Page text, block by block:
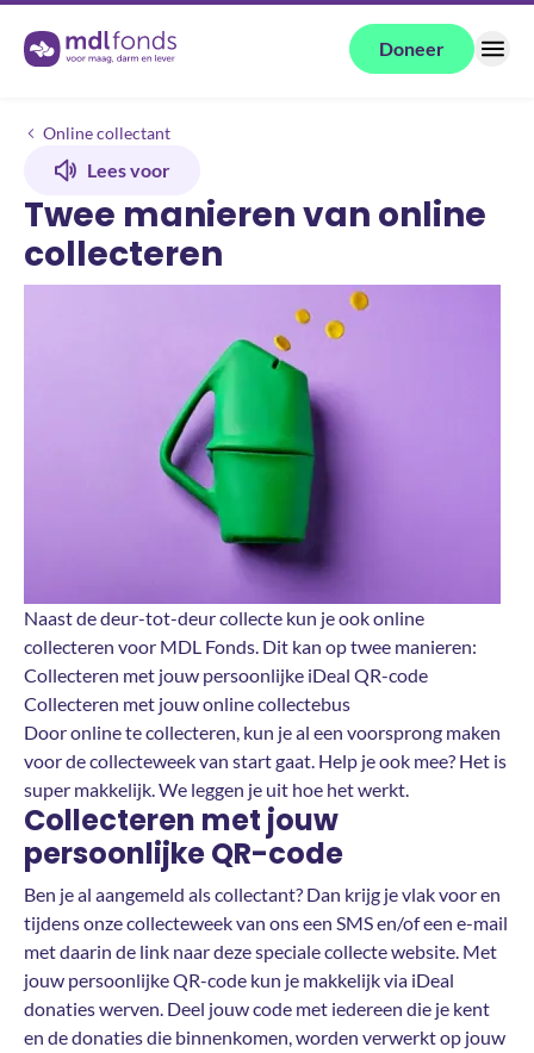
Terug naar de homepage Doneer
Help mee
Collecte
Online collectant
Twee manieren van online collecteren
Lees voor
Twee manieren van online
collecteren
Naast de deur-tot-deur collecte kun je ook online
collecteren voor MDL Fonds. Dit kan op twee manieren:
Collecteren met jouw persoonlijke iDeal QR-code
Collecteren met jouw online collectebus
Door online te collecteren, kun je al een voorsprong maken
voor de collecteweek van start gaat. Help je ook mee? Het is
super makkelijk. We leggen je uit hoe het werkt.
Collecteren met jouw
persoonlijke QR-code
Ben je al aangemeld als collectant? Dan krijg je vlak voor en
tijdens onze collecteweek van ons een SMS en/of een e-mail
met daarin de link naar deze speciale collecte website. Met
jouw persoonlijke QR-code kun je makkelijk via iDeal
donaties werven. Deel jouw code met iedereen die je kent
en de donaties die binnenkomen, worden verwerkt op jouw